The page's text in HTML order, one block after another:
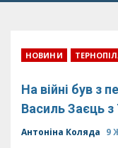
НОВИНИ
На війні був з
Василь Заєць
Антоніна Коляда 9